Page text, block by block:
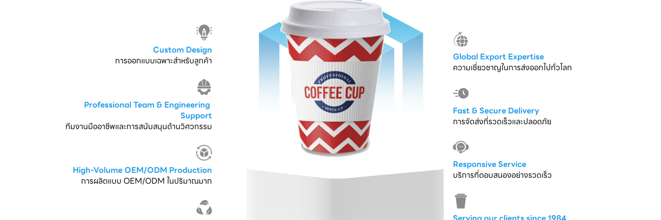
Custom Design
การออกแบบเฉพาะสำหรับลูกค้า
Professional Team & Engineering
Support
ทีมงานมืออาชีพและการสนับสนุนด้านวิศวกรรม
High-Volume OEM/ODM Production
การผลิตแบบ OEM/ODM ในปริมาณมาก
Global Export Expertise
ความเชี่ยวชาญในการส่งออกไปทั่วโลก
Fast & Secure Delivery
การจัดส่งที่รวดเร็วและปลอดภัย
Responsive Service
บริการที่ตอบสนองอย่างรวดเร็ว